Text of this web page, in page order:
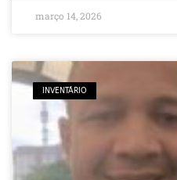
março 14, 2026
INVENTÁRIO